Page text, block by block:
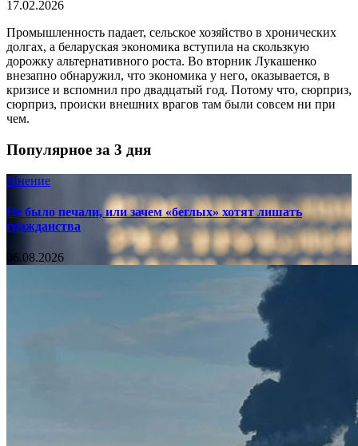
17.02.2026
Промышленность падает, сельское хозяйство в хронических
долгах, а беларуская экономика вступила на скользкую
дорожку альтернативного роста. Во вторник Лукашенко
внезапно обнаружил, что экономика у него, оказывается, в
кризисе и вспомнил про двадцатый год. Потому что, сюрприз,
сюрприз, происки внешних врагов там были совсем ни при
чем.
Популярное за 3 дня
Мнение
Не было печали, или зачем «беглых» хотят лишать
гражданства
06.08.2026